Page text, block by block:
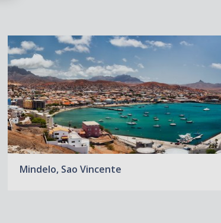
Mindelo, Sao Vincente